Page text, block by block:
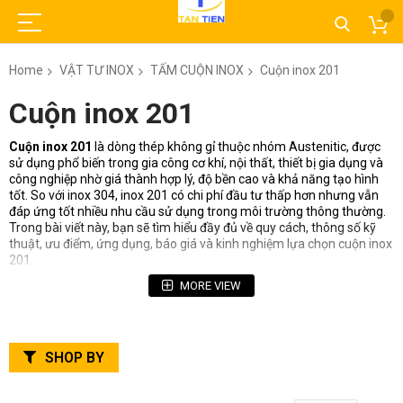
Home VẬT TƯ INOX TẤM CUỘN INOX Cuộn inox 201
Cuộn inox 201
Cuộn inox 201 là dòng thép không gỉ thuộc nhóm Austenitic, được
sử dụng phổ biến trong gia công cơ khí, nội thất, thiết bị gia dụng và
công nghiệp nhờ giá thành hợp lý, độ bền cao và khả năng tạo hình
tốt. So với inox 304, inox 201 có chi phí đầu tư thấp hơn nhưng vẫn
đáp ứng tốt nhiều nhu cầu sử dụng trong môi trường thông thường.
Trong bài viết này, bạn sẽ tìm hiểu đầy đủ về quy cách, thông số kỹ
thuật, ưu điểm, ứng dụng, báo giá và kinh nghiệm lựa chọn cuộn inox
201.
Cuộn Inox 201 Là Gì?
Steel, được sản xuất dưới dạng cuộn thông qua quy trình cán nóng
hoặc cán nguội. So với inox 304, inox 201 có hàm lượng Niken thấp
hơn và được bổ sung Mangan nhằm tối ưu chi phí sản xuất nhưng
MORE VIEW
SHOP BY